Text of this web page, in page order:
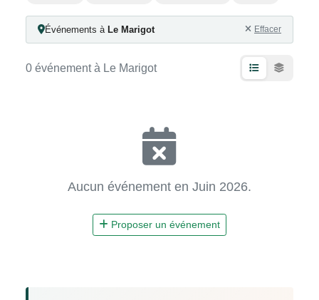
Événements à Le Marigot Effacer
0 événement à Le Marigot
Aucun événement en Juin 2026.
Proposer un événement